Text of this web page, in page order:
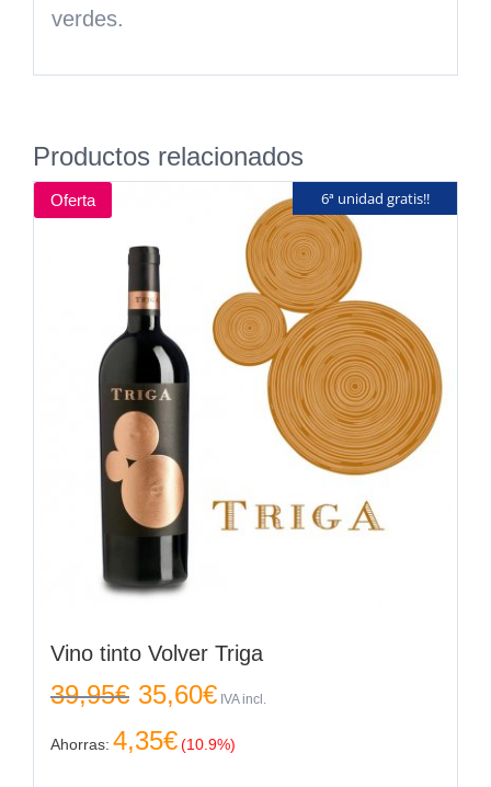
verdes.
Productos relacionados
Oferta 6ª unidad gratis!!
Vino tinto Volver Triga
39,95€
precio
era:
35,60€precio
es:
IVA incl.
Ahorras: 4,35€(10.9%)